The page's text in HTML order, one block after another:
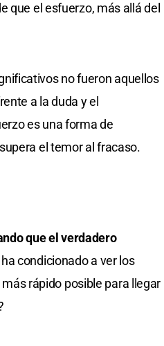
que el esfuerzo, más allá del
no fueron aquellos
a la duda y el
es una forma de
el temor al fracaso.
que el verdadero
condicionado a ver los
rápido posible para llegar